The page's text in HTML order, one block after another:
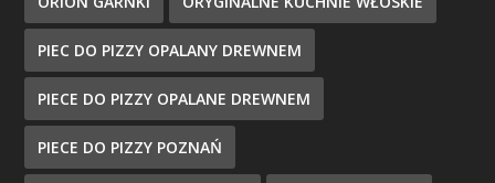
PIEC DO PIZZY OPALANY DREWNEM
PIECE DO PIZZY OPALANE DREWNEM
PIECE DO PIZZY POZNAŃ